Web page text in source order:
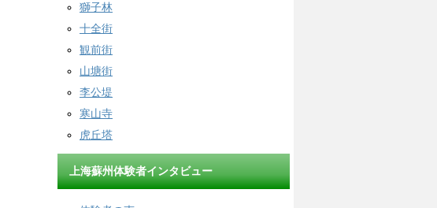
獅子林
十全街
観前街
山塘街
李公堤
寒山寺
虎丘塔
上海蘇州体験者インタビュー